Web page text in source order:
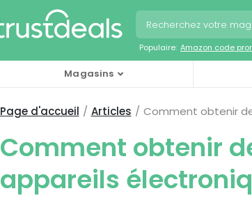
Populaire: Amazon code
Magasins
Page d'accueil Articles Comment obtenir
Comment obtenir
appareils